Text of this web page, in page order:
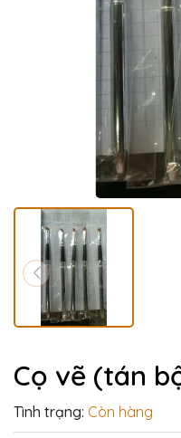
Cọ vẽ (tán
Tình trạng: Còn hàng